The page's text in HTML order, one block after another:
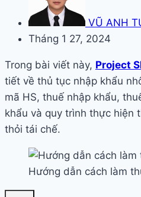
VŨ ANH
Tháng 1 27, 2024
Trong bài viết này, Project
tiết về thủ tục nhập khẩu
mã HS, thuế nhập khẩu,
khẩu và quy trình thực hiện
thỏi tái chế.
Hướng dẫn cách làm